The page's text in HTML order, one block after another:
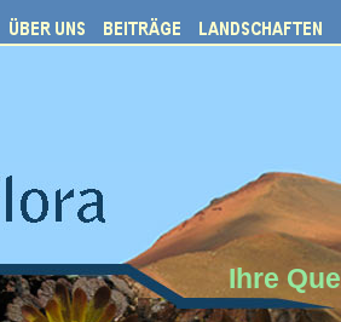
Ihre